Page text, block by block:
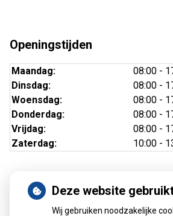
Openingstijden
Maandag:
08:00 -
Dinsdag:
08:00 -
Woensdag:
08:00 -
Donderdag:
08:00 -
Vrijdag:
08:00 -
Zaterdag:
10:00 -
Nieuws Deze website
Wij gebruiken noodzakelijke